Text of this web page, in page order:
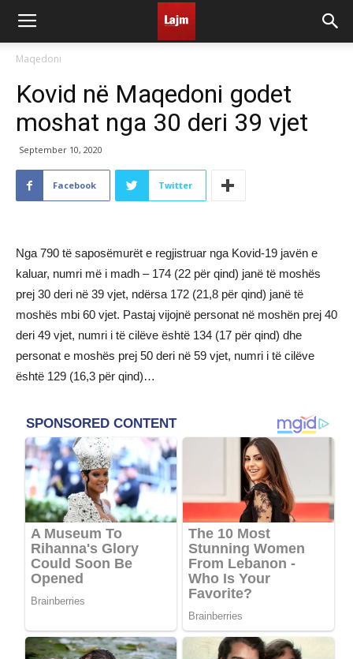
Maqedoni
Kovid në Maqedoni godet
moshat nga 30 deri 39 vjet
September 10, 2020
Facebook Twitter
Nga 790 të saposëmurët e regjistruar nga Kovid-19 javën e
kaluar, numri më i madh – 174 (22 për qind) janë të moshës
prej 30 deri në 39 vjet, ndërsa 172 (21,8 për qind) janë të
moshës mbi 60 vjet. Pastaj vijojnë personat në moshën prej 40
deri 49 vjet, numri i të cilëve është 134 (17 për qind) dhe
personat e moshës prej 50 deri në 59 vjet, numri i të cilëve
është 129 (16,3 për qind)…